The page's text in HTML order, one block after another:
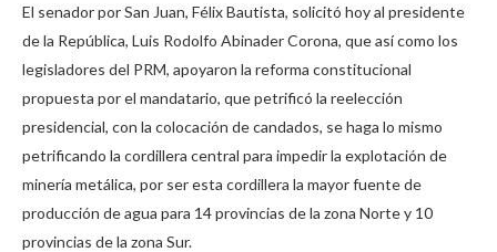
El senador por San Juan, Félix Bautista, solicitó hoy al presidente
de la República, Luis Rodolfo Abinader Corona, que así como los
legisladores del PRM, apoyaron la reforma constitucional
propuesta por el mandatario, que petrificó la reelección
presidencial, con la colocación de candados, se haga lo mismo
petrificando la cordillera central para impedir la explotación de
minería metálica, por ser esta cordillera la mayor fuente de
producción de agua para 14 provincias de la zona Norte y 10
provincias de la zona Sur.